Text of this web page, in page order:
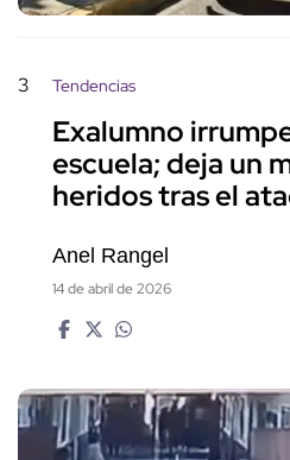
3 Tendencias
Exalumno
escuela; deja un
heridos tras el
Anel Rangel
14 de abril de 2026